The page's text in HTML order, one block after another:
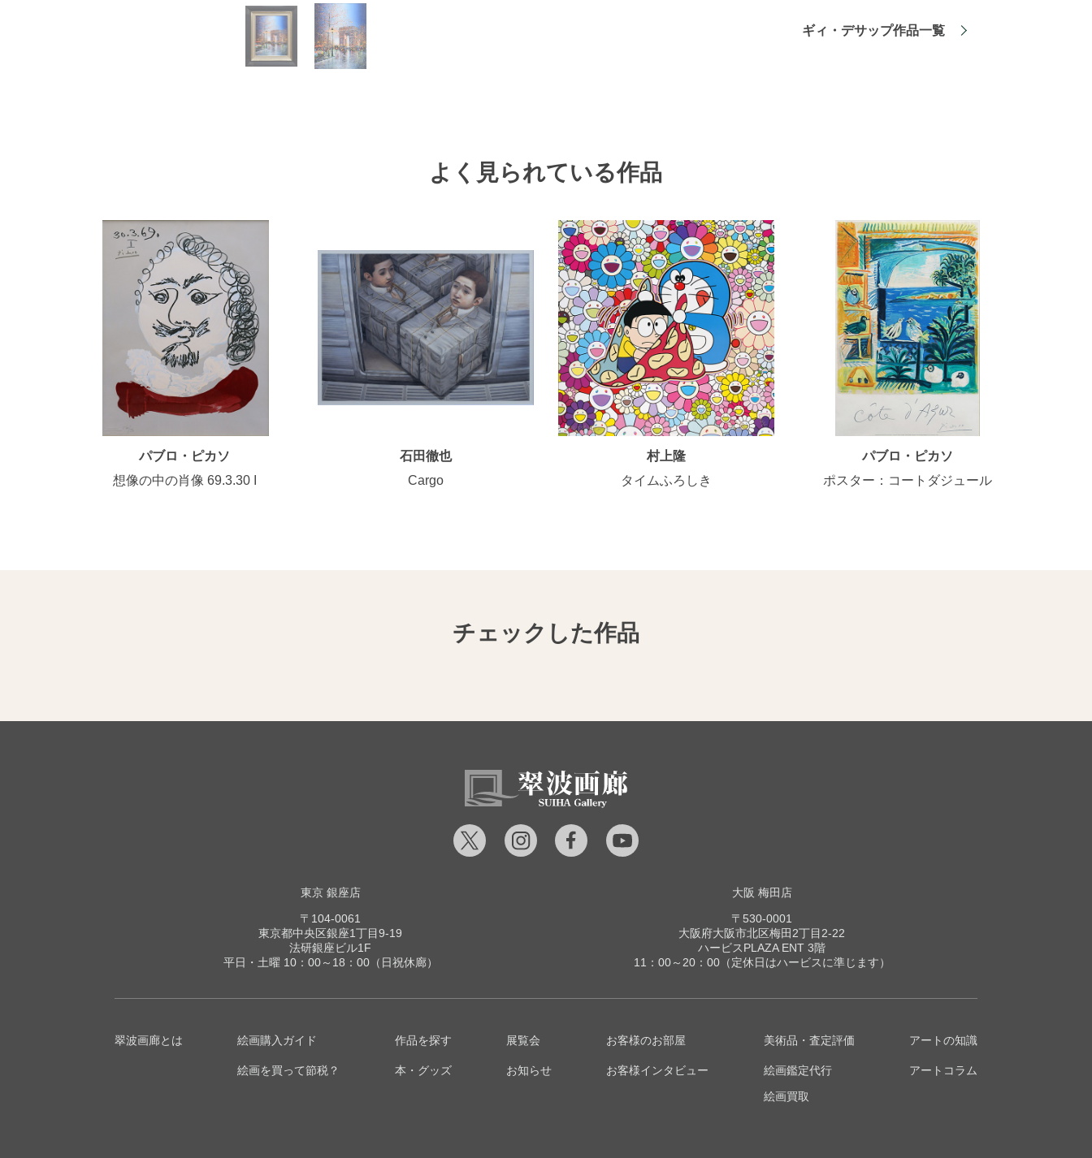
ギィ・デサップ作品一覧
よく見られている作品
パブロ・ピカソ
想像の中の肖像 69.3.30 I
石田徹也
Cargo
村上隆
タイムふろしき
パブロ・ピカソ
ポスター：コートダジュール
チェックした作品
東京 銀座店
〒104-0061
東京都中央区銀座1丁目9-19
法研銀座ビル1F
平日・土曜 10：00～18：00（日祝休廊）
大阪 梅田店
〒530-0001
大阪府大阪市北区梅田2丁目2-22
ハービスPLAZA ENT 3階
11：00～20：00（定休日はハービスに準じます）
翠波画廊とは 絵画購入ガイド
絵画を買って節税？
作品を探す
本・グッズ
展覧会
お知らせ
お客様のお部屋
お客様インタビュー
美術品・査定評価
絵画鑑定代行
絵画買取
アートの知識
アートコラム